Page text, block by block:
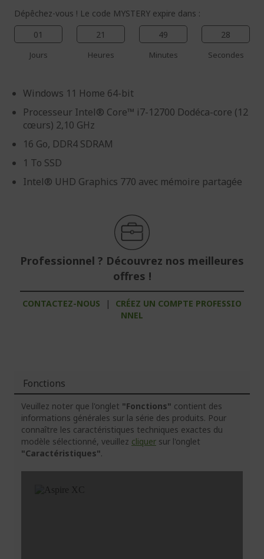
Dépêchez-vous ! Le code MYSTERY expire dans :
01
Jours
21
Heures
49
Minutes
28
Secondes
Windows 11 Home 64-bit
Processeur Intel® Core™ i7-12700 Dodéca-core (12
cœurs) 2,10 GHz
16 Go, DDR4 SDRAM
1 To SSD
Intel® UHD Graphics 770 avec mémoire partagée
Professionnel ? Découvrez nos meilleures
offres !
CONTACTEZ-NOUS |
CRÉEZ UN COMPTE PROFESSIO
NNEL
Fonctions
Veuillez noter que l'onglet "Fonctions" contient des
informations générales sur la série des produits. Pour
connaître les caractéristiques techniques exactes du
modèle sélectionné, veuillez cliquer sur l'onglet
"Caractéristiques".